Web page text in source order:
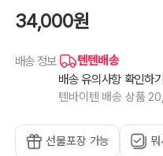
34,000원
배송 정보
텐텐배송
배송 유의사항 확인하기
텐바이텐 배송 상품
선물포장 가능